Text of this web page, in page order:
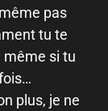
pas
tu te
même si tu
plus, je ne